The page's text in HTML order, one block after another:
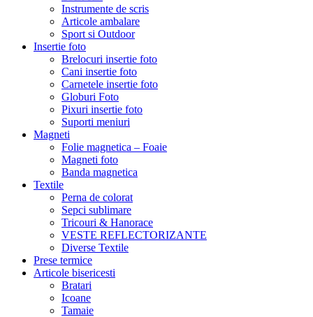
Instrumente de scris
Articole ambalare
Sport si Outdoor
Insertie foto
Brelocuri insertie foto
Cani insertie foto
Carnetele insertie foto
Globuri Foto
Pixuri insertie foto
Suporti meniuri
Magneti
Folie magnetica – Foaie
Magneti foto
Banda magnetica
Textile
Perna de colorat
Sepci sublimare
Tricouri & Hanorace
VESTE REFLECTORIZANTE
Diverse Textile
Prese termice
Articole bisericesti
Bratari
Icoane
Tamaie